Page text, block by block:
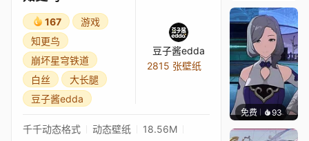
167
游戏
知更鸟
崩坏星穹铁道
白丝
大长腿
豆子酱edda
豆子酱edda
2815 张壁纸
千千动态格式 动态壁纸
18.56M
免费 93｡